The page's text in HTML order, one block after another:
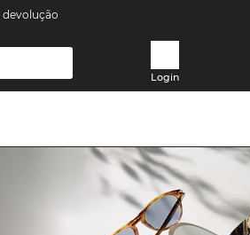
devolução
Login